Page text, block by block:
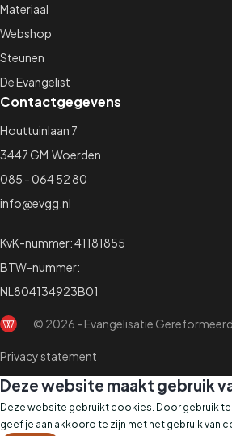
Materiaal
Webshop
Steunen
De Evangelist
Contactgegevens
Houttuinlaan 7
3447 GM Woerden
085 - 064 52 80
info@evgg.nl
KvK-nummer: 41181855
BTW-nummer:
NL804134923B01
© 2026 - Evangelisatie
Privacy statement
Deze website maakt gebruik
Deze website gebruikt cookies. Door gebruik
geef je aan akkoord te zijn met het gebruik van